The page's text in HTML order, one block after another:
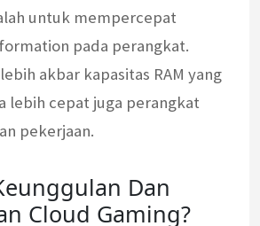
untuk mempercepat
pada perangkat.
akbar kapasitas RAM yang
lebih cepat juga perangkat
pekerjaan.
Dan
Cloud Gaming?